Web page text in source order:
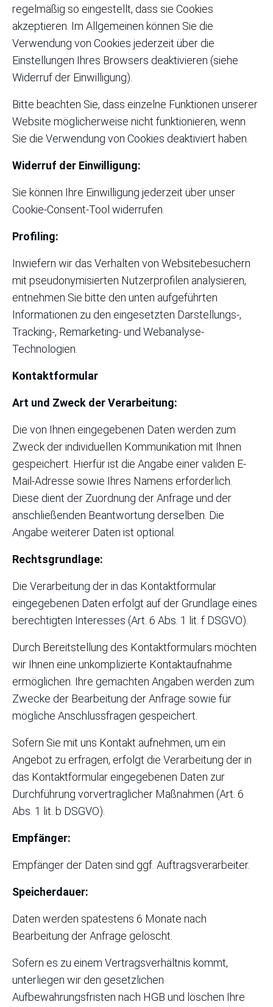
regelmäßig so eingestellt, dass sie Cookies
akzeptieren. Im Allgemeinen können Sie die
Verwendung von Cookies jederzeit über die
Einstellungen Ihres Browsers deaktivieren (siehe
Widerruf der Einwilligung).
Bitte beachten Sie, dass einzelne Funktionen unserer
Website möglicherweise nicht funktionieren, wenn
Sie die Verwendung von Cookies deaktiviert haben.
Widerruf der Einwilligung:
Sie können Ihre Einwilligung jederzeit über unser
Cookie-Consent-Tool widerrufen.
Profiling:
Inwiefern wir das Verhalten von Websitebesuchern
mit pseudonymisierten Nutzerprofilen analysieren,
entnehmen Sie bitte den unten aufgeführten
Informationen zu den eingesetzten Darstellungs-,
Tracking-, Remarketing- und Webanalyse-
Technologien.
Kontaktformular
Art und Zweck der Verarbeitung:
Die von Ihnen eingegebenen Daten werden zum
Zweck der individuellen Kommunikation mit Ihnen
gespeichert. Hierfür ist die Angabe einer validen E-
Mail-Adresse sowie Ihres Namens erforderlich.
Diese dient der Zuordnung der Anfrage und der
anschließenden Beantwortung derselben. Die
Angabe weiterer Daten ist optional.
Rechtsgrundlage:
Die Verarbeitung der in das Kontaktformular
eingegebenen Daten erfolgt auf der Grundlage eines
berechtigten Interesses (Art. 6 Abs. 1 lit. f DSGVO).
Durch Bereitstellung des Kontaktformulars möchten
wir Ihnen eine unkomplizierte Kontaktaufnahme
ermöglichen. Ihre gemachten Angaben werden zum
Zwecke der Bearbeitung der Anfrage sowie für
mögliche Anschlussfragen gespeichert.
Sofern Sie mit uns Kontakt aufnehmen, um ein
Angebot zu erfragen, erfolgt die Verarbeitung der in
das Kontaktformular eingegebenen Daten zur
Durchführung vorvertraglicher Maßnahmen (Art. 6
Abs. 1 lit. b DSGVO).
Empfänger:
Empfänger der Daten sind ggf. Auftragsverarbeiter.
Speicherdauer:
Daten werden spätestens 6 Monate nach
Bearbeitung der Anfrage gelöscht.
Sofern es zu einem Vertragsverhältnis kommt,
unterliegen wir den gesetzlichen
Aufbewahrungsfristen nach HGB und löschen Ihre